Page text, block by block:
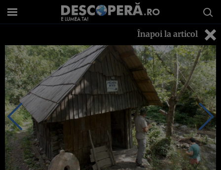
Înapoi la articol